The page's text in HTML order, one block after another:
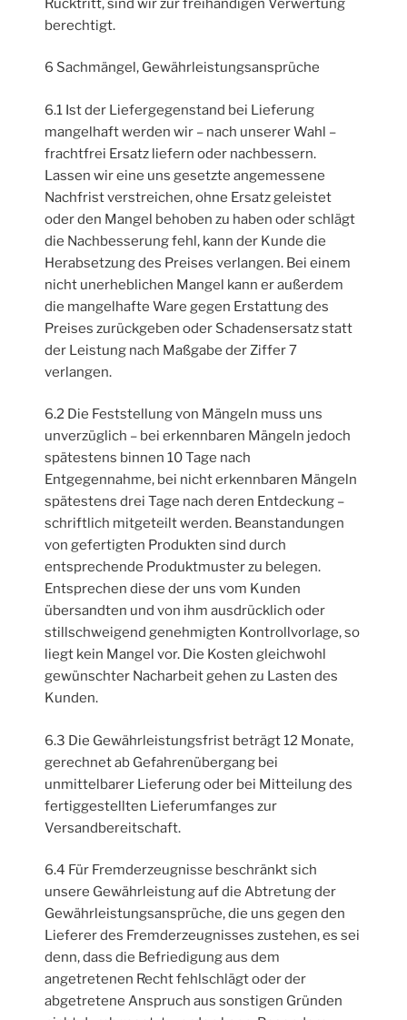
Rücktritt, sind wir zur freihändigen Verwertung
berechtigt.
6 Sachmängel, Gewährleistungsansprüche
6.1 Ist der Liefergegenstand bei Lieferung
mangelhaft werden wir – nach unserer Wahl –
frachtfrei Ersatz liefern oder nachbessern.
Lassen wir eine uns gesetzte angemessene
Nachfrist verstreichen, ohne Ersatz geleistet
oder den Mangel behoben zu haben oder schlägt
die Nachbesserung fehl, kann der Kunde die
Herabsetzung des Preises verlangen. Bei einem
nicht unerheblichen Mangel kann er außerdem
die mangelhafte Ware gegen Erstattung des
Preises zurückgeben oder Schadensersatz statt
der Leistung nach Maßgabe der Ziffer 7
verlangen.
6.2 Die Feststellung von Mängeln muss uns
unverzüglich – bei erkennbaren Mängeln jedoch
spätestens binnen 10 Tage nach
Entgegennahme, bei nicht erkennbaren Mängeln
spätestens drei Tage nach deren Entdeckung –
schriftlich mitgeteilt werden. Beanstandungen
von gefertigten Produkten sind durch
entsprechende Produktmuster zu belegen.
Entsprechen diese der uns vom Kunden
übersandten und von ihm ausdrücklich oder
stillschweigend genehmigten Kontrollvorlage, so
liegt kein Mangel vor. Die Kosten gleichwohl
gewünschter Nacharbeit gehen zu Lasten des
Kunden.
6.3 Die Gewährleistungsfrist beträgt 12 Monate,
gerechnet ab Gefahrenübergang bei
unmittelbarer Lieferung oder bei Mitteilung des
fertiggestellten Lieferumfanges zur
Versandbereitschaft.
6.4 Für Fremderzeugnisse beschränkt sich
unsere Gewährleistung auf die Abtretung der
Gewährleistungsansprüche, die uns gegen den
Lieferer des Fremderzeugnisses zustehen, es sei
denn, dass die Befriedigung aus dem
angetretenen Recht fehlschlägt oder der
abgetretene Anspruch aus sonstigen Gründen